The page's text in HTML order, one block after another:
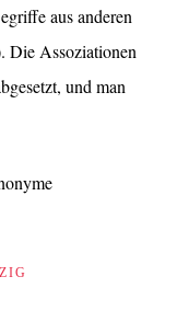
aus anderen
Die Assoziationen
und man